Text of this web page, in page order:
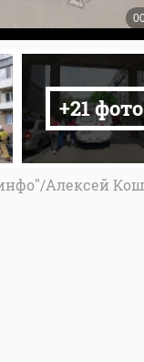
+21 фото
Алексей